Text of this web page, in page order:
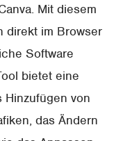
Mit diesem
direkt im Browser
Software
bietet eine
Hinzufügen von
das Ändern